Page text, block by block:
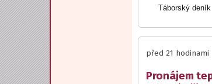
Táborský deník
před 21 hodinami
Pronájem